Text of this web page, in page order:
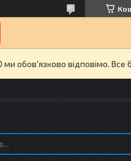
обов'язково відповімо. Все